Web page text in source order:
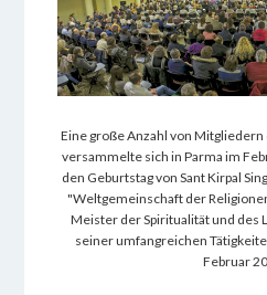
Eine große Anzahl von
versammelte sich in Parma im
den Geburtstag von Sant Kirpal
"Weltgemeinschaft der
Meister der Spiritualität und des
seiner umfangreichen
Februar